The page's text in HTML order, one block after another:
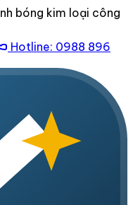
bóng kim loại công
Hotline: 0988 896